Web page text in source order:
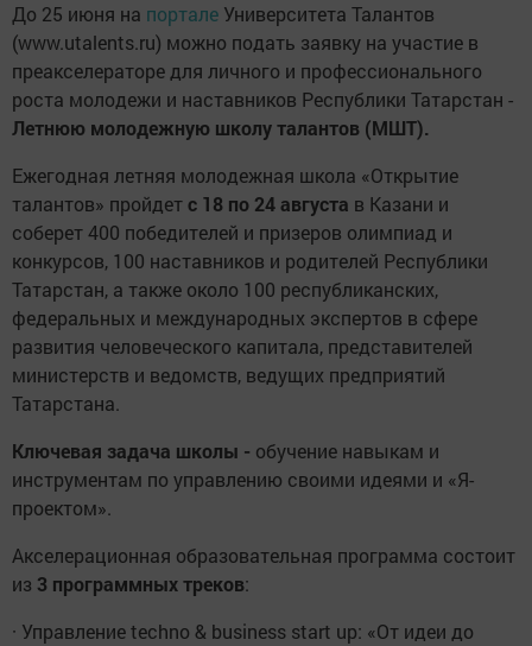
До 25 июня на портале Университета Талантов
(www.utalents.ru) можно подать заявку на участие в
преакселераторе для личного и профессионального
роста молодежи и наставников Республики Татарстан -
Летнюю молодежную школу талантов (МШТ).
Ежегодная летняя молодежная школа «Открытие
талантов» пройдетс 18 по 24 августа в Казани и
соберет 400 победителей и призеров олимпиад и
конкурсов, 100 наставников и родителей Республики
Татарстан, а также около 100 республиканских,
федеральных и международных экспертов в сфере
развития человеческого капитала, представителей
министерств и ведомств, ведущих предприятий
Татарстана.
Ключевая задача школы - обучение навыкам и
инструментам по управлению своими идеями и «Я-
проектом».
Акселерационная образовательная программа состоит
из 3 программных треков:
· Управление techno & business start up: «От идеи до